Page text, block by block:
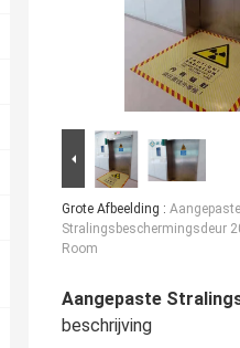
Grote Afbeelding : Aangepaste
Stralingsbeschermingsdeur
Room
Aangepaste
beschrijving